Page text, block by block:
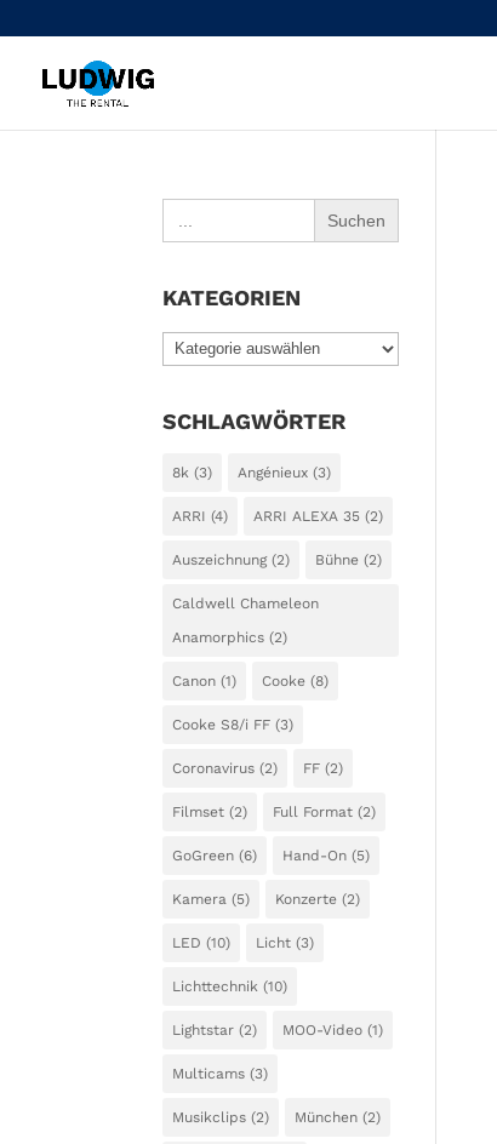
for:
KATEGORIEN
KATEGORIEN
SCHLAGWÖRTER
8k (3) Angénieux (3)
ARRI (4) ARRI ALEXA 35 (2)
Auszeichnung(2) Bühne (2)
Caldwell Chameleon
Anamorphics (2)
Canon (1) Cooke (8)
Cooke S8/i FF (3)
Coronavirus (2) FF (2)
Filmset (2) Full Format (2)
GoGreen (6) Hand-On (5)
Kamera (5) Konzerte (2)
LED (10) Licht (3)
Lichttechnik (10)
Lightstar (2) MOO-Video (1)
Multicams (3)
Musikclips (2) München (2)